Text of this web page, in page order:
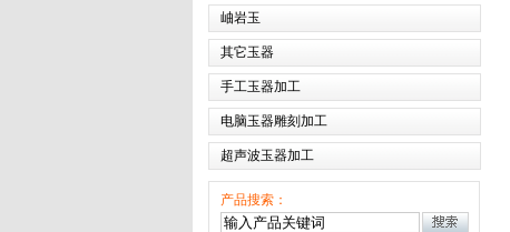
岫岩玉
其它玉器
手工玉器加工
电脑玉器雕刻加工
超声波玉器加工
产品搜索：